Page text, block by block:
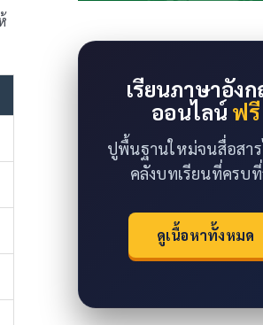
เรียนภาษาอัง
ออนไลน์ ฟรี
ปูพื้นฐานใหม่จนสื่อสาร
คลังบทเรียนที่ครบ
ดูเนื้อหาทั้งหมด